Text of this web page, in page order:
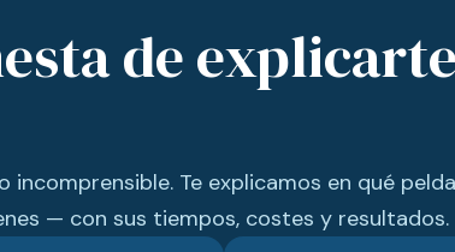
de
Te explicamos en qué
— con sus tiempos, costes y resultados.